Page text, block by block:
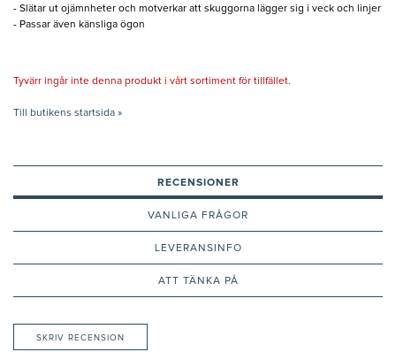
- Slätar ut ojämnheter och motverkar att skuggorna lägger sig i veck och linjer
- Passar även känsliga ögon
Tyvärr ingår inte denna produkt i vårt sortiment för tillfället.
Till butikens startsida »
RECENSIONER
VANLIGA FRÅGOR
LEVERANSINFO
ATT TÄNKA PÅ
SKRIV RECENSION